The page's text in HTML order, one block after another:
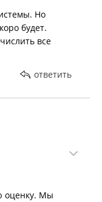
Но
будет.
все
ответить
оценку. Мы